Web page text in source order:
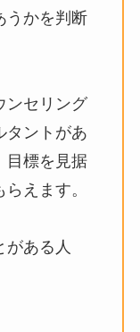
うかを判断
ンセリング
タントがあ
目標を見据
えます。
がある人